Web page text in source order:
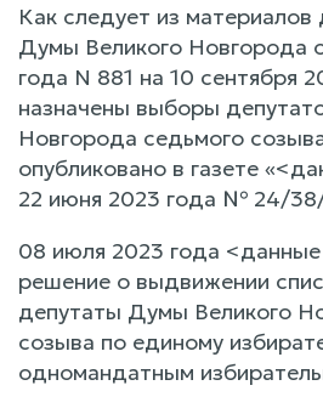
Как следует из
Думы Великого Новгорода
года N 881 на 10 сентября
назначены выборы
Новгорода седьмого
опубликовано в газете
22 июня 2023 года № 24/
08 июля 2023 года
решение о выдвижении
депутаты Думы Великого
созыва по единому
одномандатным